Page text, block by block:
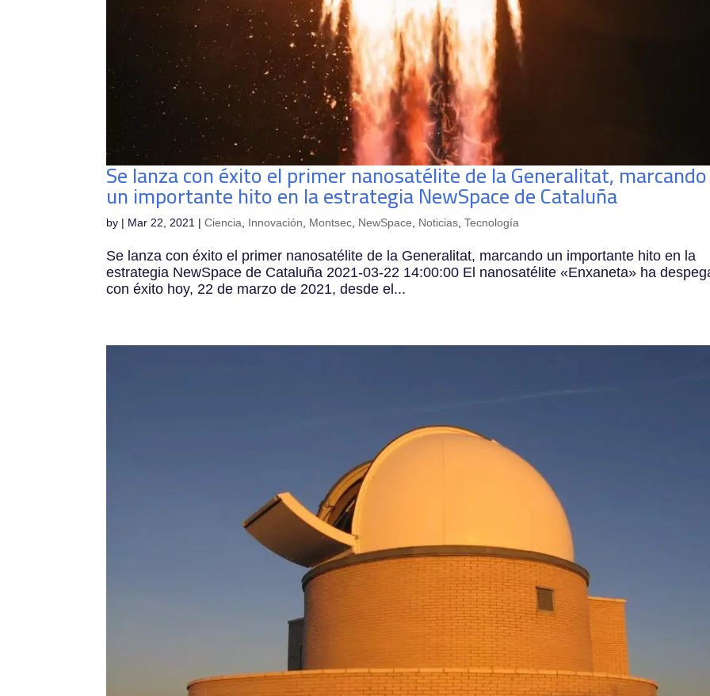
Se lanza con éxito el primer nanosatélite de la Generalitat, marcando
un importante hito en la estrategia NewSpace de Cataluña
by | Mar 22, 2021 |Ciencia Innovación Montsec NewSpace Noticias ,Tecnología
Se lanza con éxito el primer nanosatélite de la Generalitat, marcando un importante hito en la
estrategia NewSpace de Cataluña 2021-03-22 14:00:00 El nanosatélite «Enxaneta» ha
con éxito hoy, 22 de marzo de 2021, desde el...